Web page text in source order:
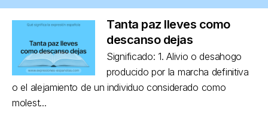
Tanta paz lleves como
descanso dejas
Significado: 1. Alivio o desahogo
producido por la marcha definitiva
o el alejamiento de un individuo considerado como
molest...